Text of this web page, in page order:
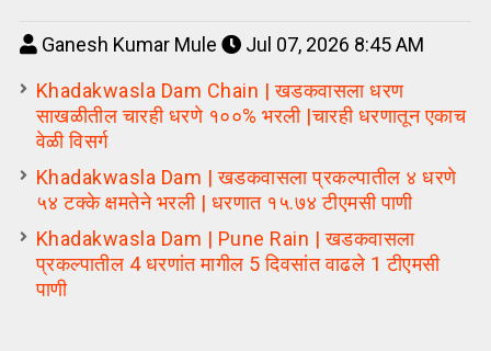
Ganesh Kumar Mule
Jul 07, 2026 8:45 AM
Khadakwasla Dam Chain | खडकवासला धरण
साखळीतील चारही धरणे १००% भरली |चारही धरणातून एकाच
वेळी विसर्ग
Khadakwasla Dam | खडकवासला प्रकल्पातील ४ धरणे
५४ टक्के क्षमतेने भरली | धरणात १५.७४ टीएमसी पाणी
Khadakwasla Dam | Pune Rain | खडकवासला
प्रकल्पातील 4 धरणांत मागील 5 दिवसांत वाढले 1 टीएमसी
पाणी